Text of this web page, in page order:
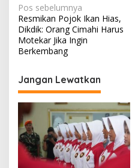
N
a
v
g
a
s
i
p
o
Pos sebelumnya
Resmikan Pojok Ikan Hias,
Dikdik: Orang Cimahi Harus
Motekar Jika Ingin
Berkembang
Jangan Lewatkan